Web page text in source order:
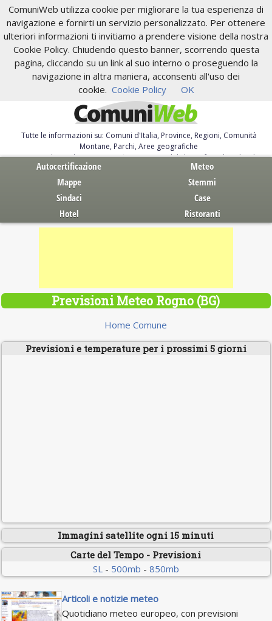
ComuniWeb utilizza cookie per migliorare la tua esperienza di
navigazione e fornirti un servizio personalizzato. Per ottenere
ulteriori informazioni ti invitiamo a prendere visione della nostra
Cookie Policy. Chiudendo questo banner, scorrendo questa
pagina, cliccando su un link al suo interno o proseguendo la
navigazione in altra maniera, acconsenti all'uso dei
cookie. Cookie Policy OK
Tutte le informazioni su: Comuni d'Italia, Province, Regioni, Comunità
Montane, Parchi, Aree geografiche
Servizi al Cittadino. Autocertificazione, moduli, leggi, free download
Autocertificazione
Meteo
Mappe
Stemmi
Sindaci
Case
Hotel
Ristoranti
Previsioni Meteo Rogno (BG)
Home Comune
Previsioni e temperature per i prossimi 5 giorni
Immagini satellite ogni 15 minuti
Carte del Tempo - Previsioni
SL- 500mb - 850mb
Articoli e notizie meteo
Quotidiano meteo europeo, con previsioni